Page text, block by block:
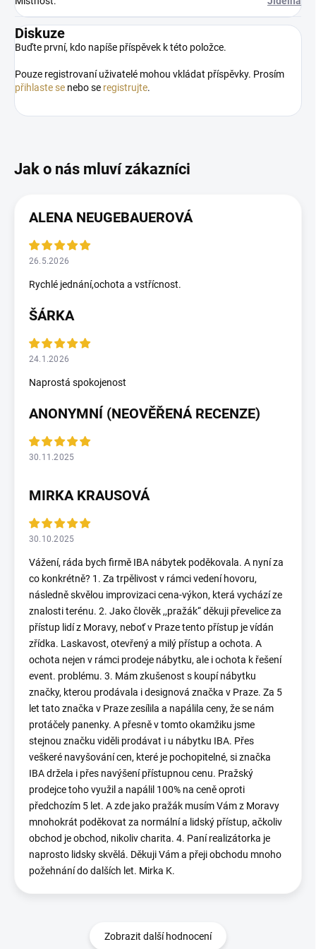
Diskuze
Buďte první, kdo napíše příspěvek k této položce.
Pouze registrovaní uživatelé mohou vkládat příspěvky. Prosím
přihlaste se nebo se registrujte.
ALENA NEUGEBAUEROVÁ
26.5.2026
Rychlé jednání,ochota a vstřícnost.
ŠÁRKA
24.1.2026
Naprostá spokojenost
ANONYMNÍ (NEOVĚŘENÁ RECENZE)
30.11.2025
MIRKA KRAUSOVÁ
30.10.2025
Vážení, ráda bych firmě IBA nábytek poděkovala. A nyní za
co konkrétně? 1. Za trpělivost v rámci vedení hovoru,
následně skvělou improvizaci cena-výkon, která vychází ze
znalosti terénu. 2. Jako člověk ,,pražák“ děkuji převelice za
přístup lidí z Moravy, neboť v Praze tento přístup je vídán
zřídka. Laskavost, otevřený a milý přístup a ochota. A
ochota nejen v rámci prodeje nábytku, ale i ochota k řešení
event. problému. 3. Mám zkušenost s koupí nábytku
značky, kterou prodávala i designová značka v Praze. Za 5
let tato značka v Praze zesílila a napálila ceny, že se nám
protáčely panenky. A přesně v tomto okamžiku jsme
stejnou značku viděli prodávat i u nábytku IBA. Přes
veškeré navyšování cen, které je pochopitelné, si značka
IBA držela i přes navýšení přístupnou cenu. Pražský
prodejce toho využil a napálil 100% na ceně oproti
předchozím 5 let. A zde jako pražák musím Vám z Moravy
mnohokrát poděkovat za normální a lidský přístup, ačkoliv
obchod je obchod, nikoliv charita. 4. Paní realizátorka je
naprosto lidsky skvělá. Děkuji Vám a přeji obchodu mnoho
požehnání do dalších let. Mirka K.
Zobrazit další hodnocení